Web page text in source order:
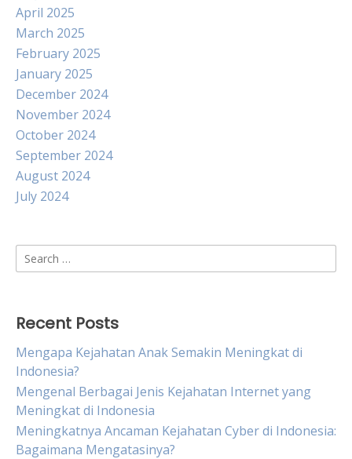
April 2025
March 2025
February 2025
January 2025
December 2024
November 2024
October 2024
September 2024
August 2024
July 2024
Search
for:
Recent Posts
Mengapa Kejahatan Anak Semakin Meningkat di
Indonesia?
Mengenal Berbagai Jenis Kejahatan Internet yang
Meningkat di Indonesia
Meningkatnya Ancaman Kejahatan Cyber di Indonesia:
Bagaimana Mengatasinya?